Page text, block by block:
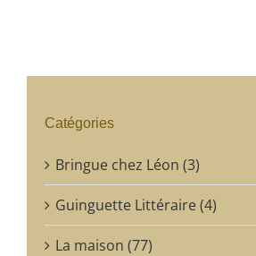
Catégories
Bringue chez Léon (3)
Guinguette Littéraire (4)
La maison (77)